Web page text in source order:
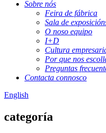
Sobre nós
Feira de fábrica
Sala de
O noso equipo
I+D
Cultura
Por que nos
Preguntas
Contacta connosco
English
categoría